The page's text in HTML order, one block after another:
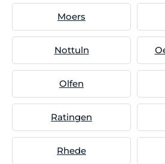
Moers
Nottuln
Olfen
Ratingen
Rhede